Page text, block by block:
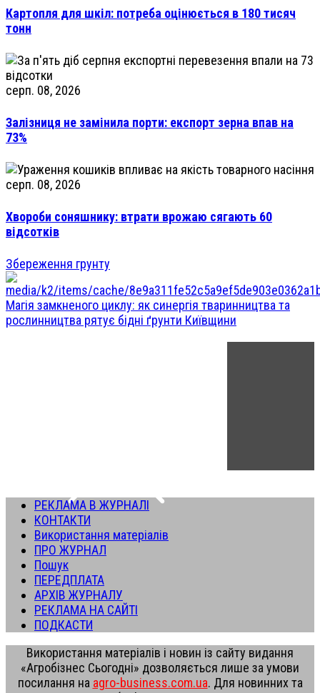
Картопля для шкіл: потреба оцінюється в 180 тисяч
тонн
серп. 08, 2026
Залізниця не замінила порти: експорт зерна впав на
73%
серп. 08, 2026
Хвороби соняшнику: втрати врожаю сягають 60
відсотків
Збереження грунту
Магія замкненого циклу: як синергія тваринництва та
рослинництва рятує бідні ґрунти Київщини
РЕКЛАМА В ЖУРНАЛІ
КОНТАКТИ
Використання матеріалів
ПРО ЖУРНАЛ
Пошук
ПЕРЕДПЛАТА
АРХІВ ЖУРНАЛУ
РЕКЛАМА НА САЙТІ
ПОДКАСТИ
Використання матеріалів і новин із сайту видання
«Агробізнес Сьогодні» дозволяється лише за умови
посилання на agro-business.com.ua. Для новинних та